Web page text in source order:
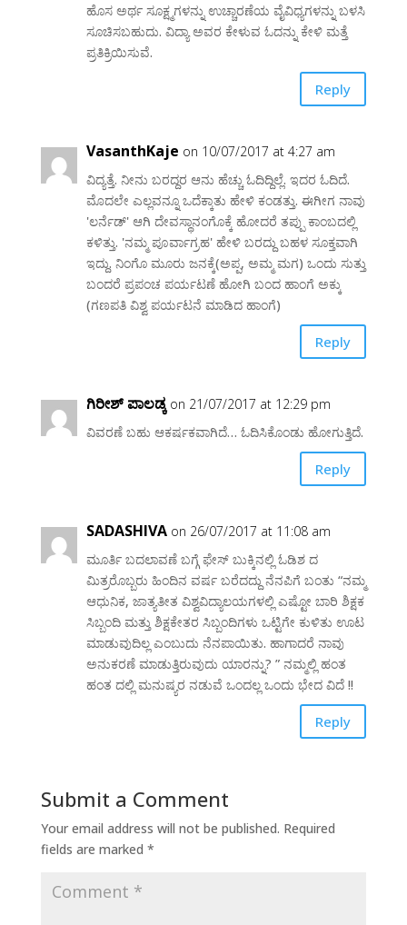
ಹೊಸ ಅರ್ಥ ಸೂಕ್ಷ್ಮಗಳನ್ನು ಉಚ್ಚಾರಣೆಯ ವೈವಿಧ್ಯಗಳನ್ನು ಬಳಸಿ
ಸೂಚಿಸಬಹುದು. ವಿದ್ಯಾ ಅವರ ಕೇಳುವ ಓದನ್ನು ಕೇಳಿ ಮತ್ತೆ
ಪ್ರತಿಕ್ರಿಯಿಸುವೆ.
Reply
VasanthKaje on 10/07/2017 at 4:27 am
ವಿದ್ಯತ್ತೆ. ನೀನು ಬರದ್ದರ ಆನು ಹೆಚ್ಚು ಓದಿದ್ದಿಲ್ಲೆ. ಇದರ ಓದಿದೆ.
ಮೊದಲೇ ಎಲ್ಲವನ್ನೂ ಒದೆಕ್ಕಾತು ಹೇಳಿ ಕಂಡತ್ತು. ಈಗೀಗ ನಾವು
'ಲರ್ನೆಡ್' ಆಗಿ ದೇವಸ್ಥಾನಂಗೊಕ್ಕೆ ಹೋದರೆ ತಪ್ಪು ಕಾಂಬದಲ್ಲಿ
ಕಳಿತ್ತು. 'ನಮ್ಮ ಪೂರ್ವಾಗ್ರಹ' ಹೇಳಿ ಬರದ್ದು ಬಹಳ ಸೂಕ್ತವಾಗಿ
ಇದ್ದು. ನಿಂಗೊ ಮೂರು ಜನಕ್ಕೆ(ಅಪ್ಪ, ಅಮ್ಮ ಮಗ) ಒಂದು ಸುತ್ತು
ಬಂದರೆ ಪ್ರಪಂಚ ಪರ್ಯಟಣೆ ಹೋಗಿ ಬಂದ ಹಾಂಗೆ ಅಕ್ಕು
(ಗಣಪತಿ ವಿಶ್ವ ಪರ್ಯಟನೆ ಮಾಡಿದ ಹಾಂಗೆ)
Reply
ಗಿರೀಶ್ ಪಾಲಡ್ಕ on 21/07/2017 at 12:29 pm
ವಿವರಣೆ ಬಹು ಆಕರ್ಷಕವಾಗಿದೆ… ಓದಿಸಿಕೊಂಡು ಹೋಗುತ್ತಿದೆ.
Reply
SADASHIVA on 26/07/2017 at 11:08 am
ಮೂರ್ತಿ ಬದಲಾವಣೆ ಬಗ್ಗೆ ಫೇಸ್ ಬುಕ್ಕಿನಲ್ಲಿ ಓಡಿಶ ದ
ಮಿತ್ರರೊಬ್ಬರು ಹಿಂದಿನ ವರ್ಷ ಬರೆದದ್ದು ನೆನಪಿಗೆ ಬಂತು “ನಮ್ಮ
ಆಧುನಿಕ, ಜಾತ್ಯತೀತ ವಿಶ್ವವಿದ್ಯಾಲಯಗಳಲ್ಲಿ ಎಷ್ಟೋ ಬಾರಿ ಶಿಕ್ಷಕ
ಸಿಬ್ಬಂದಿ ಮತ್ತು ಶಿಕ್ಷಕೇತರ ಸಿಬ್ಬಂದಿಗಳು ಒಟ್ಟಿಗೇ ಕುಳಿತು ಊಟ
ಮಾಡುವುದಿಲ್ಲ ಎಂಬುದು ನೆನಪಾಯಿತು. ಹಾಗಾದರೆ ನಾವು
ಅನುಕರಣೆ ಮಾಡುತ್ತಿರುವುದು ಯಾರನ್ನು? ” ನಮ್ಮಲ್ಲಿ ಹಂತ
ಹಂತ ದಲ್ಲಿ ಮನುಷ್ಯರ ನಡುವೆ ಒಂದಲ್ಲ ಒಂದು ಭೇದ ವಿದೆ !!
Reply
Submit a Comment
Your email address will not be published. Required
fields are marked *